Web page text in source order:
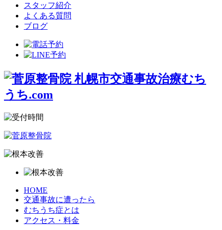
スタッフ紹介
よくある質問
ブログ
HOME
交通事故に遭ったら
むちうち症とは
アクセス・料金